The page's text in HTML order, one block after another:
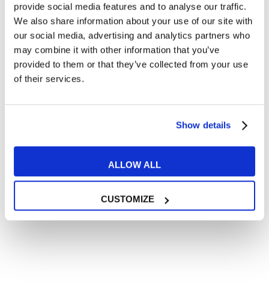
provide social media features and to analyse our traffic.
We also share information about your use of our site with
our social media, advertising and analytics partners who
may combine it with other information that you’ve
provided to them or that they’ve collected from your use
of their services.
Show details
ALLOW ALL
CUSTOMIZE
Articoli con tips e new sulla lingua inglese
Articoli divertenti su film e musica
In quanto di età superiore ai 16 anni, dichiaro di acconsentire
al trattamento dei miei dati personali in conformità
all’informativa privacy.
Desidero ricevere comunicazioni commerciali e promozionali